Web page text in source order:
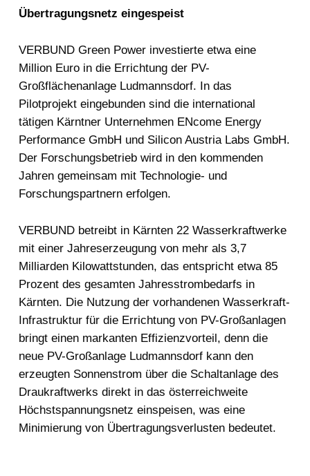
Übertragungsnetz eingespeist
VERBUND Green Power investierte etwa eine
Million Euro in die Errichtung der PV-
Großflächenanlage Ludmannsdorf. In das
Pilotprojekt eingebunden sind die international
tätigen Kärntner Unternehmen ENcome Energy
Performance GmbH und Silicon Austria Labs GmbH.
Der Forschungsbetrieb wird in den kommenden
Jahren gemeinsam mit Technologie- und
Forschungspartnern erfolgen.
VERBUND betreibt in Kärnten 22 Wasserkraftwerke
mit einer Jahreserzeugung von mehr als 3,7
Milliarden Kilowattstunden, das entspricht etwa 85
Prozent des gesamten Jahresstrombedarfs in
Kärnten. Die Nutzung der vorhandenen Wasserkraft-
Infrastruktur für die Errichtung von PV-Großanlagen
bringt einen markanten Effizienzvorteil, denn die
neue PV-Großanlage Ludmannsdorf kann den
erzeugten Sonnenstrom über die Schaltanlage des
Draukraftwerks direkt in das österreichweite
Höchstspannungsnetz einspeisen, was eine
Minimierung von Übertragungsverlusten bedeutet.